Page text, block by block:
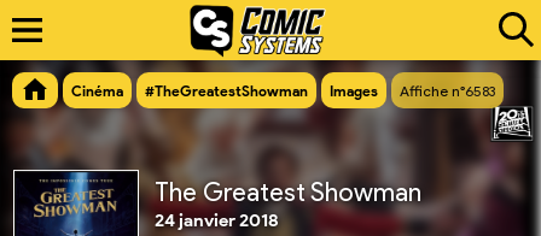
Cinéma #TheGreatestShowman Images Affiche n°6583
The Greatest Showman
24 janvier 2018